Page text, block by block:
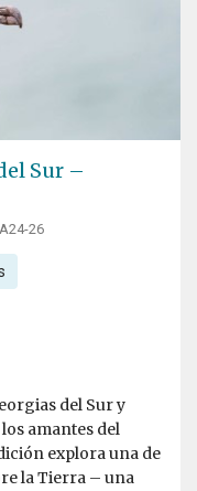
Sur –
26
del Sur y
amantes del
explora una de
la Tierra – una